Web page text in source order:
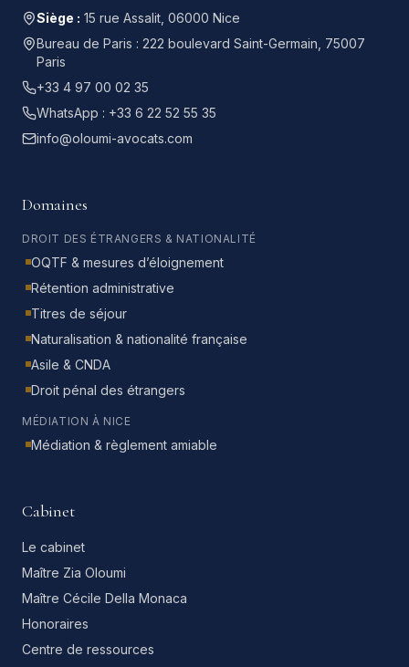
Siège : 15 rue Assalit, 06000 Nice
Bureau de Paris : 222 boulevard Saint-Germain, 75007
Paris
+33 4 97 00 02 35
WhatsApp : +33 6 22 52 55 35
info@oloumi-avocats.com
Domaines
DROIT DES ÉTRANGERS & NATIONALITÉ
OQTF & mesures d’éloignement
Rétention administrative
Titres de séjour
Naturalisation & nationalité française
Asile & CNDA
Droit pénal des étrangers
MÉDIATION À NICE
Médiation & règlement amiable
Cabinet
Le cabinet
Maître Zia Oloumi
Maître Cécile Della Monaca
Honoraires
Centre de ressources